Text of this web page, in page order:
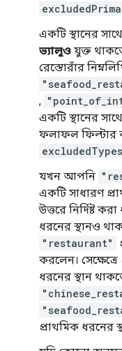
একটি স্থানের
ভ্যালুও যুক্ত
রেস্তোরাঁর
,
একটি স্থানের
ফলাফল ফিল্টার
excludedTypes
যখন আপনি
একটি সাধারণ
উত্তরে নির্দিষ্ট
ধরনের স্থানও
"restaurant"
করলেন। সেক্ষেত্রে
ধরনের স্থান
প্রাথমিক ধরনের